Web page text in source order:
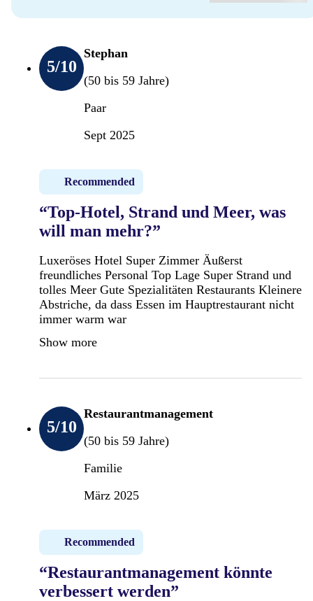
5/10
Stephan
(50 bis 59 Jahre)
Paar
Sept 2025
Recommended
“Top-Hotel, Strand und Meer, was
will man mehr?”
Luxeröses Hotel Super Zimmer Äußerst
freundliches Personal Top Lage Super Strand und
tolles Meer Gute Spezialitäten Restaurants Kleinere
Abstriche, da dass Essen im Hauptrestaurant nicht
immer warm war
Show more
5/10
Restaurantmanagement
(50 bis 59 Jahre)
Familie
März 2025
Recommended
“Restaurantmanagement könnte
verbessert werden”